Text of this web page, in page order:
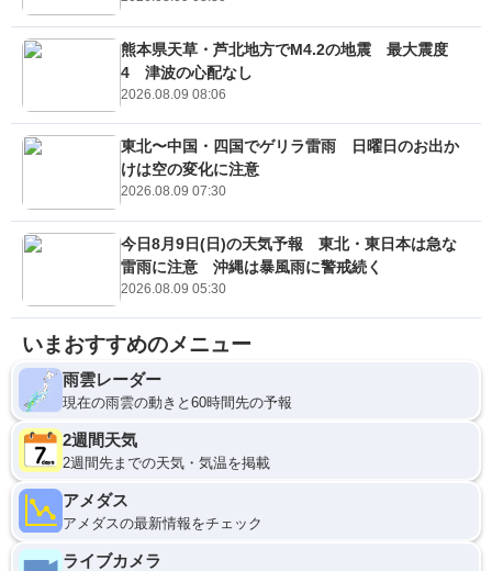
熊本県天草・芦北地方でM4.2の地震 最大震度
4 津波の心配なし
2026.08.09 08:06
東北〜中国・四国でゲリラ雷雨 日曜日のお出か
けは空の変化に注意
2026.08.09 07:30
今日8月9日(日)の天気予報 東北・東日本は急な
雷雨に注意 沖縄は暴風雨に警戒続く
2026.08.09 05:30
いまおすすめのメニュー
雨雲レーダー
現在の雨雲の動きと60時間先の予報
2週間天気
2週間先までの天気・気温を掲載
アメダス
アメダスの最新情報をチェック
ライブカメラ